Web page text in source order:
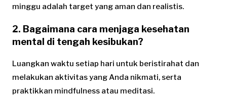
minggu adalah target yang aman dan realistis.
2. Bagaimana cara menjaga kesehatan
mental di tengah kesibukan?
Luangkan waktu setiap hari untuk beristirahat dan
melakukan aktivitas yang Anda nikmati, serta
praktikkan mindfulness atau meditasi.